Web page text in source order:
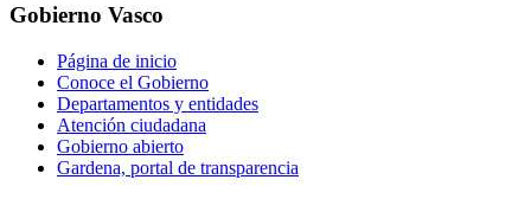
Gobierno Vasco
Página de inicio
Conoce el Gobierno
Departamentos y entidades
Atención ciudadana
Gobierno abierto
Gardena, portal de transparencia